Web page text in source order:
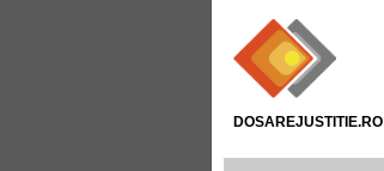
DOSAREJUSTITIE.RO